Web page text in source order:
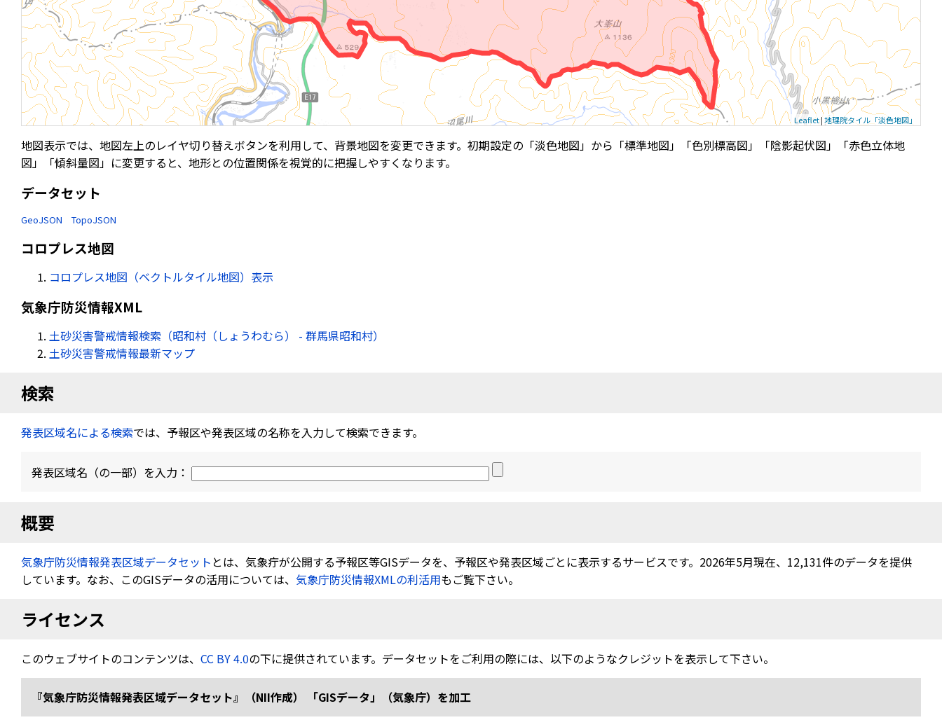
Leaflet|地理院タイル「淡色地図」
地図表示では、地図左上のレイヤ切り替えボタンを利用して、背景地図を変更できます。初期設定の「淡色地図」から「標準地図」「色別標高図」「陰影起伏図」「赤色立体地
図」「傾斜量図」に変更すると、地形との位置関係を視覚的に把握しやすくなります。
データセット
GeoJSON TopoJSON
コロプレス地図
コロプレス地図（ベクトルタイル地図）表示
気象庁防災情報XML
土砂災害警戒情報検索（昭和村（しょうわむら） - 群馬県昭和村）
土砂災害警戒情報最新マップ
検索
発表区域名による検索では、予報区や発表区域の名称を入力して検索できます。
発表区域名（の一部）を入力：
概要
気象庁防災情報発表区域データセット とは、気象疔が公開する予報区等GISデータを、予報区や発表区域ごとに表示するサービスです。2026年5月現在、12,131件のデータを提供
しています。なお、このGISデータの活用については、 気象庁防災情報XMLの利活用もご覧下さい。
ライセンス
このウェブサイトのコンテンツは、 CC BY 4.0の下に提供されています。データセットをご利用の際には、以下のようなクレジットを表示して下さい。
『気象庁防災情報発表区域データセット』（NII作成） 「GISデータ」（気象庁）を加工